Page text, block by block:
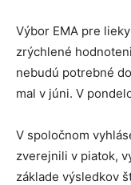
Výbor EMA pre
zrýchlené
nebudú potrebné
mal v júni. V
V spoločnom
zverejnili v piatok,
základe výsledkov